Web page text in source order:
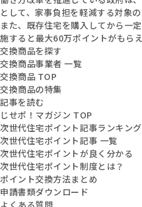
として、家事負担を軽減する対象の
また、既存住宅を購入してから一
施すると最大60万ポイントがもら
交換商品を探す
交換商品事業者 一覧
交換商品 TOP
交換商品の特集
記事を読む
じせポ！マガジン TOP
次世代住宅ポイント記事ランキング
次世代住宅ポイント記事 一覧
次世代住宅ポイントが良く分かる
次世代住宅ポイント制度とは？
ポイント交換方法まとめ
申請書類ダウンロード
よくある質問